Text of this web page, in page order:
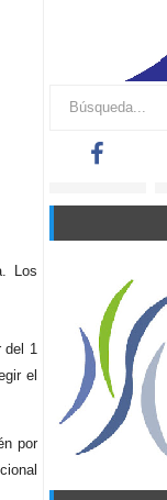
Los
del 1
el
por